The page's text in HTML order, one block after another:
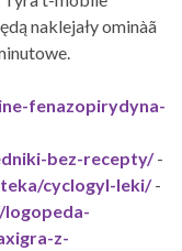
naklejały ominàã
fenazopirydyna-
bez-recepty/-
cyclogyl-leki/-
z-